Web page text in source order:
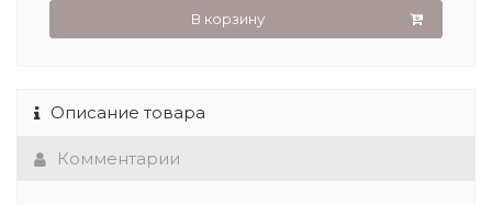
В корзину
Описание товара
Комментарии